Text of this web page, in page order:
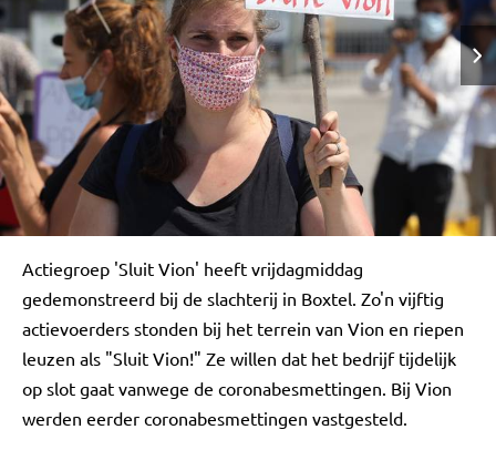
Actiegroep 'Sluit Vion' heeft vrijdagmiddag
gedemonstreerd bij de slachterij in Boxtel. Zo'n vijftig
actievoerders stonden bij het terrein van Vion en riepen
leuzen als "Sluit Vion!" Ze willen dat het bedrijf tijdelijk
op slot gaat vanwege de coronabesmettingen. Bij Vion
werden eerder coronabesmettingen vastgesteld.